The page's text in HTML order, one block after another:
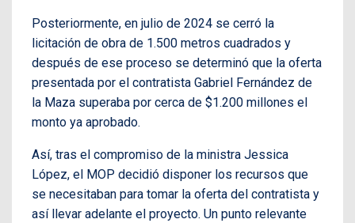
Posteriormente, en julio de 2024 se cerró la
licitación de obra de 1.500 metros cuadrados y
después de ese proceso se determinó que la oferta
presentada por el contratista Gabriel Fernández de
la Maza superaba por cerca de $1.200 millones el
monto ya aprobado.
Así, tras el compromiso de la ministra Jessica
López, el MOP decidió disponer los recursos que
se necesitaban para tomar la oferta del contratista y
así llevar adelante el proyecto. Un punto relevante